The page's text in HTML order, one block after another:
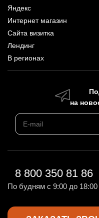
Яндекс
Интернет магазин
Сайта визитка
Лендинг
В регионах
на
8 800 350 81 86
По будням с 9:00 до 18:00